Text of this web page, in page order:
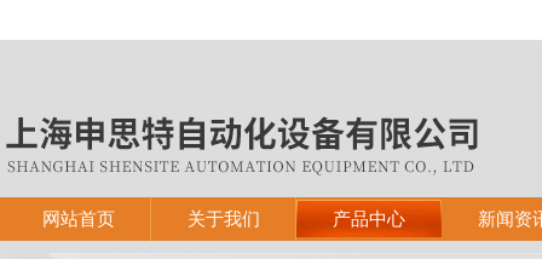
网站首页 关于我们 产品中心 新闻资